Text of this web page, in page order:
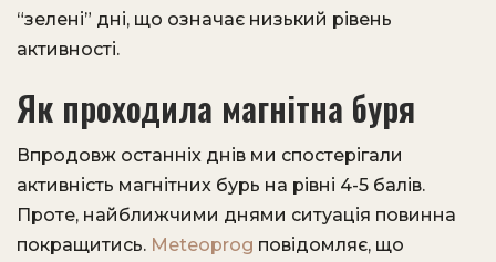
“зелені” дні, що означає низький рівень
активності.
Як проходила магнітна буря
Впродовж останніх днів ми спостерігали
активність магнітних бурь на рівні 4-5 балів.
Проте, найближчими днями ситуація повинна
покращитись. Мeteoprog повідомляє, що